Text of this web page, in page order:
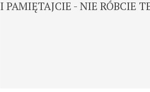
I PAMIĘTAJCIE - NIE RÓBCIE